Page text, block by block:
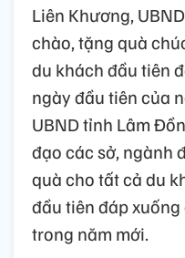
Liên Khương,
chào, tặng quà
du khách đầu tiên
ngày đầu tiên của
UBND tỉnh Lâm
đạo các sở, ngành
quà cho tất cả du
đầu tiên đáp
trong năm mới.